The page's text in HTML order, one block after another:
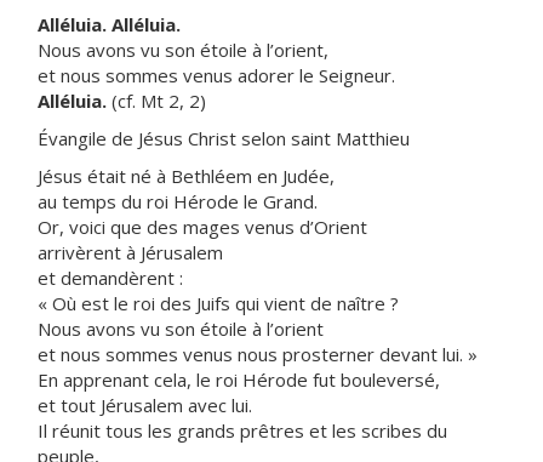
Alléluia. Alléluia.
Nous avons vu son étoile à l’orient,
et nous sommes venus adorer le Seigneur.
Alléluia. (cf. Mt 2, 2)
Évangile de Jésus Christ selon saint Matthieu
Jésus était né à Bethléem en Judée,
au temps du roi Hérode le Grand.
Or, voici que des mages venus d’Orient
arrivèrent à Jérusalem
et demandèrent :
« Où est le roi des Juifs qui vient de naître ?
Nous avons vu son étoile à l’orient
et nous sommes venus nous prosterner devant lui. »
En apprenant cela, le roi Hérode fut bouleversé,
et tout Jérusalem avec lui.
Il réunit tous les grands prêtres et les scribes du
peuple,